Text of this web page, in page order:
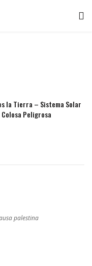
la Tierra – Sistema Solar
Peligrosa
palestina